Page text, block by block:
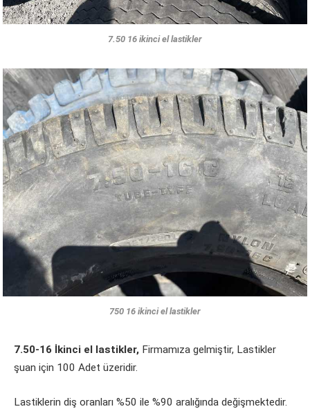
7.50 16 ikinci el lastikler
750 16 ikinci el lastikler
7.50-16 İkinci el lastikler, Firmamıza gelmiştir, Lastikler
şuan için 100 Adet üzeridir.
Lastiklerin diş oranları %50 ile %90 aralığında değişmektedir.